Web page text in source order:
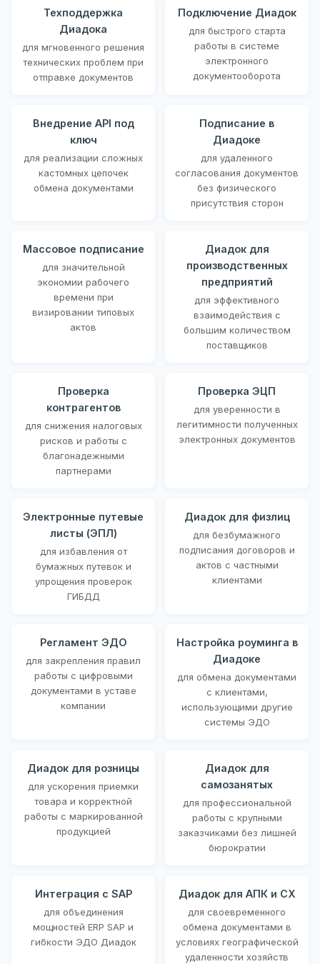
Техподдержка
Диадока
для мгновенного решения
технических проблем при
отправке документов
Подключение Диадок
для быстрого старта
работы в системе
электронного
документооборота
Внедрение API под
ключ
для реализации сложных
кастомных цепочек
обмена документами
Подписание в
Диадоке
для удаленного
согласования документов
без физического
присутствия сторон
Массовое подписание
для значительной
экономии рабочего
времени при
визировании типовых
актов
Диадок для
производственных
предприятий
для эффективного
взаимодействия с
большим количеством
поставщиков
Проверка
контрагентов
для снижения налоговых
рисков и работы с
благонадежными
партнерами
Проверка ЭЦП
для уверенности в
легитимности полученных
электронных документов
Электронные путевые
листы (ЭПЛ)
для избавления от
бумажных путевок и
упрощения проверок
ГИБДД
Диадок для физлиц
для безбумажного
подписания договоров и
актов с частными
клиентами
Регламент ЭДО
для закрепления правил
работы с цифровыми
документами в уставе
компании
Настройка роуминга в
Диадоке
для обмена документами
с клиентами,
использующими другие
системы ЭДО
Диадок для розницы
для ускорения приемки
товара и корректной
работы с маркированной
продукцией
Диадок для
самозанятых
для профессиональной
работы с крупными
заказчиками без лишней
бюрократии
Интеграция с SAP
для объединения
мощностей ERP SAP и
гибкости ЭДО Диадок
Диадок для АПК и СХ
для своевременного
обмена документами в
условиях географической
удаленности хозяйств